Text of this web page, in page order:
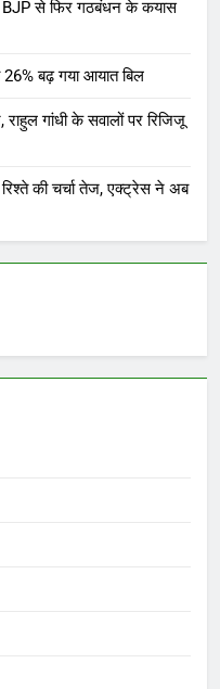
BJP से फिर गठबंधन के कयास
बढ़ गया आयात बिल
राहुल गांधी के सवालों पर रिजिजू
की चर्चा तेज, एक्ट्रेस ने अब